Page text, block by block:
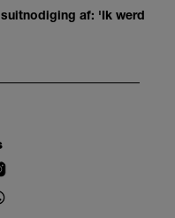
af: 'Ik werd